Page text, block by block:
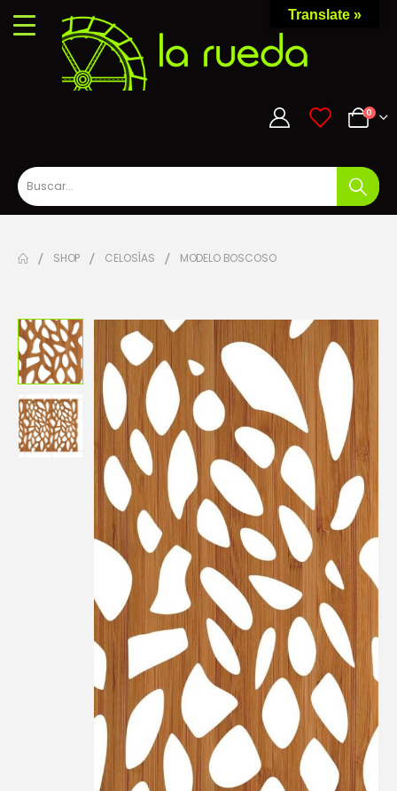
0 0
SHOP CELOSÍAS MODELO BOSCOSO
Translate »